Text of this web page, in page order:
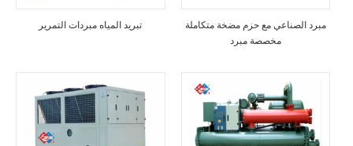
تبريد المياه مبردات التمرير
مبرد الصناعي مع حزم مضخة متكاملة
مخصصة مبرد